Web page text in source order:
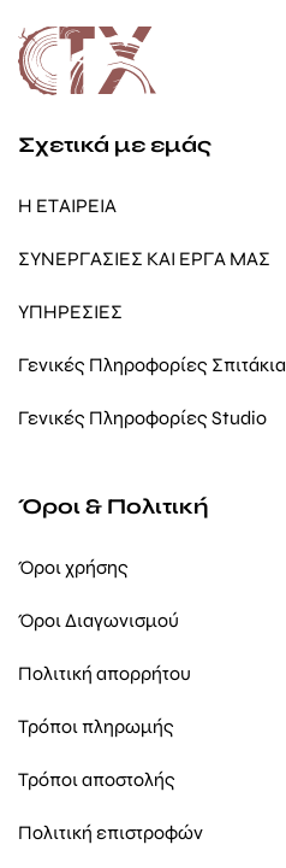
Σχετικά με εμάς
Η ΕΤΑΙΡΕΙΑ
ΣΥΝΕΡΓΑΣΙΕΣ ΚΑΙ ΕΡΓΑ ΜΑΣ
ΥΠΗΡΕΣΙΕΣ
Γενικές Πληροφορίες Σπιτάκια
Γενικές Πληροφορίες Studio
Όροι & Πολιτική
Όροι χρήσης
Όροι Διαγωνισμού
Πολιτική απορρήτου
Τρόποι πληρωμής
Τρόποι αποστολής
Πολιτική επιστροφών